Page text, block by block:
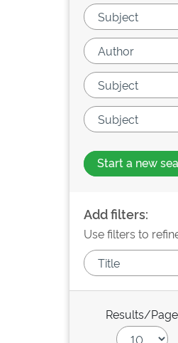
Start a new
Add filters:
Use filters to
Results/Page